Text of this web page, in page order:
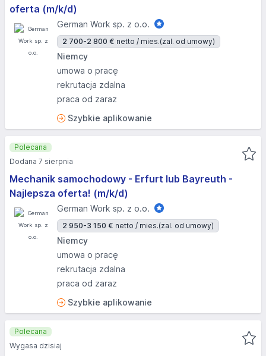
oferta (m/k/d)
German Work sp. z o.o.
2 700-2 800 € netto / mies.(zal. od umowy)
Niemcy
umowa o pracę
rekrutacja zdalna
praca od zaraz
Szybkie aplikowanie
Mechanik samochodowy - Erfurt lub Bayreuth -
Najlepsza oferta! (m/k/d)
German Work sp. z o.o.
2 950-3 150 € netto / mies.(zal. od umowy)
Niemcy
umowa o pracę
rekrutacja zdalna
praca od zaraz
Szybkie aplikowanie
Polecana
Dodana 7 sierpnia
Polecana
Wygasa dzisiaj